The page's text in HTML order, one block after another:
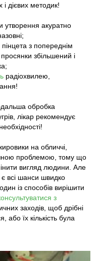
дієвих методик!
утворення акуратно
з попереднім
збільшений і
радіохвилею,
обробка
лікар рекомендує
на обличчі,
проблемою, тому що
вигляд людини. Але
всі шанси швидко
із способів вирішити
з
заходів, щоб дрібні
або їх кількість була